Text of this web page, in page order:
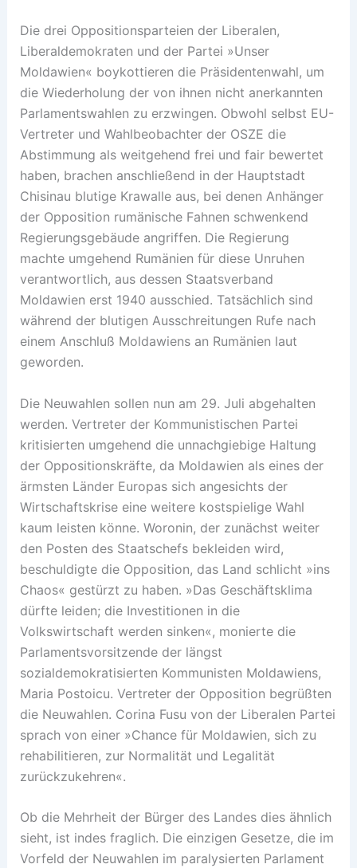
Die drei Oppositionsparteien der Liberalen,
Liberaldemokraten und der Partei »Unser
Moldawien« boykottieren die Präsidentenwahl, um
die Wiederholung der von ihnen nicht anerkannten
Parlamentswahlen zu erzwingen. Obwohl selbst EU-
Vertreter und Wahlbeobachter der OSZE die
Abstimmung als weitgehend frei und fair bewertet
haben, brachen anschließend in der Hauptstadt
Chisinau blutige Krawalle aus, bei denen Anhänger
der Opposition rumänische Fahnen schwenkend
Regierungsgebäude angriffen. Die Regierung
machte umgehend Rumänien für diese Unruhen
verantwortlich, aus dessen Staatsverband
Moldawien erst 1940 ausschied. Tatsächlich sind
während der blutigen Ausschreitungen Rufe nach
einem Anschluß Moldawiens an Rumänien laut
geworden.
Die Neuwahlen sollen nun am 29. Juli abgehalten
werden. Vertreter der Kommunistischen Partei
kritisierten umgehend die unnachgiebige Haltung
der Oppositionskräfte, da Moldawien als eines der
ärmsten Länder Europas sich angesichts der
Wirtschaftskrise eine weitere kostspielige Wahl
kaum leisten könne. Woronin, der zunächst weiter
den Posten des Staatschefs bekleiden wird,
beschuldigte die Opposition, das Land schlicht »ins
Chaos« gestürzt zu haben. »Das Geschäftsklima
dürfte leiden; die Investitionen in die
Volkswirtschaft werden sinken«, monierte die
Parlamentsvorsitzende der längst
sozialdemokratisierten Kommunisten Moldawiens,
Maria Postoicu. Vertreter der Opposition begrüßten
die Neuwahlen. Corina Fusu von der Liberalen Partei
sprach von einer »Chance für Moldawien, sich zu
rehabilitieren, zur Normalität und Legalität
zurückzukehren«.
Ob die Mehrheit der Bürger des Landes dies ähnlich
sieht, ist indes fraglich. Die einzigen Gesetze, die im
Vorfeld der Neuwahlen im paralysierten Parlament